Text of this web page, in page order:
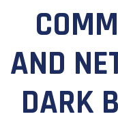
AND
DARK